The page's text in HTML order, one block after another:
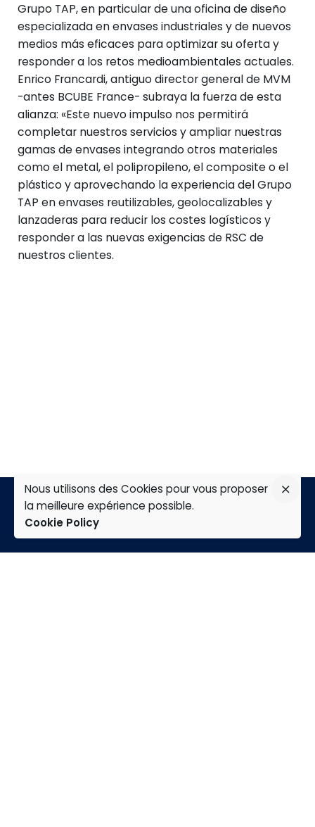
Grupo TAP, en particular de una oficina de diseño
especializada en envases industriales y de nuevos
medios más eficaces para optimizar su oferta y
responder a los retos medioambientales actuales.
Enrico Francardi, antiguo director general de MVM
-antes BCUBE France- subraya la fuerza de esta
alianza: «Este nuevo impulso nos permitirá
completar nuestros servicios y ampliar nuestras
gamas de envases integrando otros materiales
como el metal, el polipropileno, el composite o el
plástico y aprovechando la experiencia del Grupo
TAP en envases reutilizables, geolocalizables y
lanzaderas para reducir los costes logísticos y
responder a las nuevas exigencias de RSC de
nuestros clientes.
TAP
Nous utilisons des Cookies pour vous proposer
la meilleure expérience possible.
Cookie Policy